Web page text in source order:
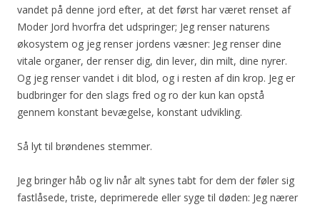
vandet på denne jord efter, at det først har været renset af
Moder Jord hvorfra det udspringer; Jeg renser naturens
økosystem og jeg renser jordens væsner: Jeg renser dine
vitale organer, der renser dig, din lever, din milt, dine nyrer.
Og jeg renser vandet i dit blod, og i resten af din krop. Jeg er
budbringer for den slags fred og ro der kun kan opstå
gennem konstant bevægelse, konstant udvikling.
Så lyt til brøndenes stemmer.
Jeg bringer håb og liv når alt synes tabt for dem der føler sig
fastlåsede, triste, deprimerede eller syge til døden: Jeg nærer